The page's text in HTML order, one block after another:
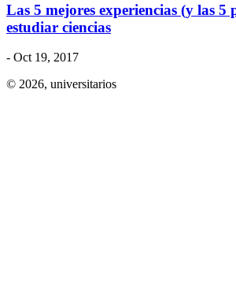
Las 5 mejores experiencias (y las 5
estudiar ciencias
- Oct 19, 2017
© 2026, universitarios